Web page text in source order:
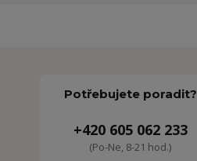
Potřebujete poradit?
+420 605 062 233
(Po-Ne, 8-21 hod.)